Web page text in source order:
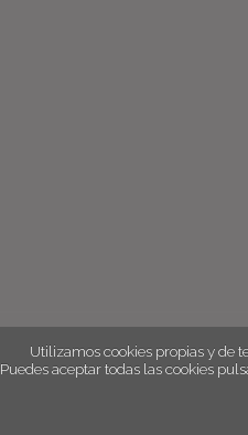
Utilizamos cookies propias y de
Puedes aceptar todas las cookies